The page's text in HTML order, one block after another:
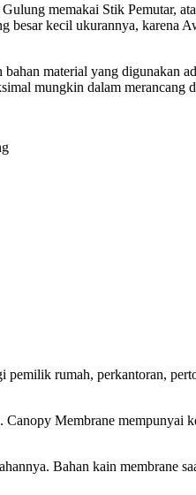
memakai Stik Pemutar,
besar kecil ukurannya, karena
material yang digunakan
mungkin dalam merancang
rumah, perkantoran,
Membrane mempunyai
Bahan kain membrane